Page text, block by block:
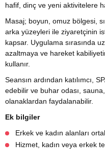
hafif, dinç ve yeni aktivitelere
Masaj; boyun, omuz bölgesi,
arka yüzeyleri ile ziyaretçinin
kapsar. Uygulama sırasında
azaltmaya ve hareket
kullanır.
Seansın ardından katılımcı,
edebilir ve buhar odası,
olanaklardan faydalanabilir.
Ek bilgiler
Erkek ve kadın alanları
Hizmet, kadın veya erkek